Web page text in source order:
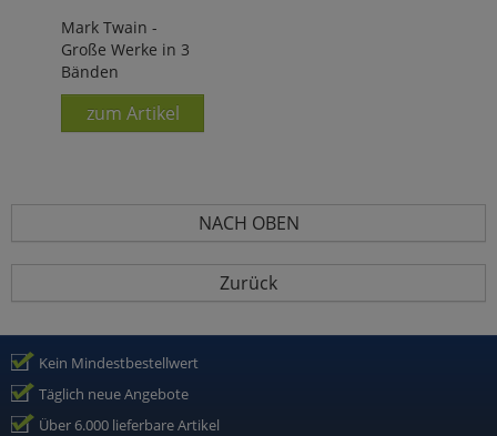
Mark Twain -
Große Werke in 3
Bänden
zum Artikel
NACH OBEN
Zurück
Kein Mindestbestellwert
Täglich neue Angebote
Über 6.000 lieferbare Artikel